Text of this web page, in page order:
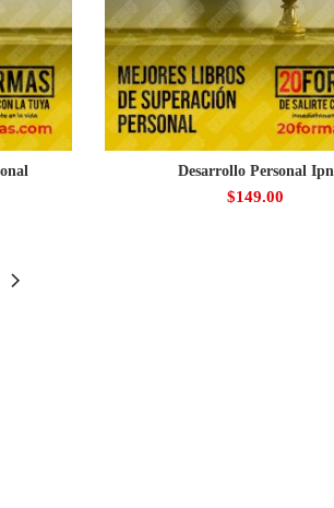
Desarrollo Personal Ipn
$149.00